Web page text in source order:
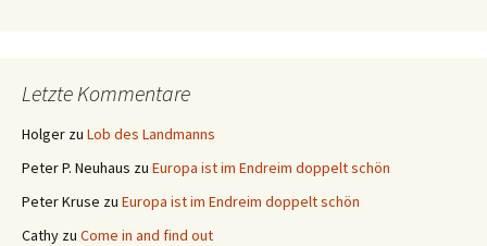
Letzte Kommentare
Holger zu Lob des Landmanns
Peter P. Neuhaus zu Europa ist im Endreim doppelt schön
Peter Kruse zu Europa ist im Endreim doppelt schön
Cathy zu Come in and find out